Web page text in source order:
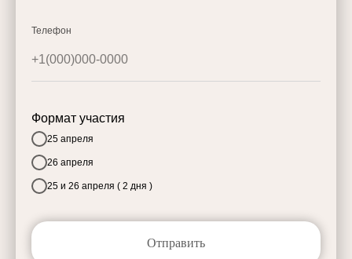
Телефон
Формат участия
25 апреля
26 апреля
25 и 26 апреля ( 2 дня )
Отправить